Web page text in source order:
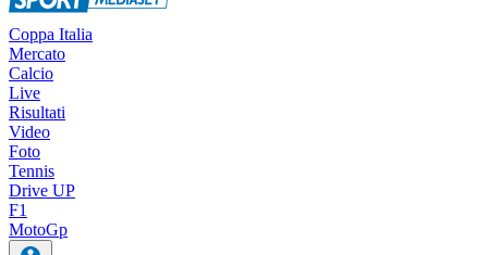
Coppa Italia
Mercato
Calcio
Live
Risultati
Video
Foto
Tennis
Drive UP
F1
MotoGp